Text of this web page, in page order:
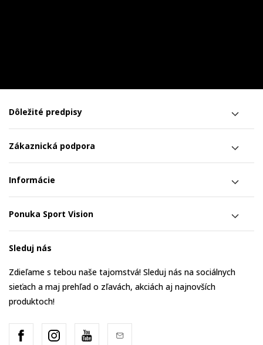
Dôležité predpisy
Zákaznická podpora
Informácie
Ponuka Sport Vision
Sleduj nás
Zdieľame s tebou naše tajomstvá! Sleduj nás na sociálnych
sieťach a maj prehľad o zľavách, akciách aj najnovších
produktoch!